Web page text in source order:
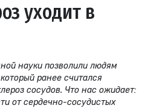
уходит в
науки позволили людям
ранее считался
сосудов. Что нас ожидает:
от сердечно-сосудистых